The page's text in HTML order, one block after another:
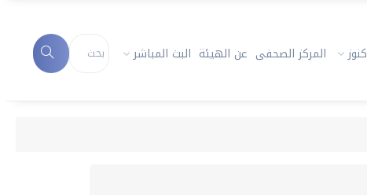
كنوز المركز الصحفى عن الهيئة البث المباشر